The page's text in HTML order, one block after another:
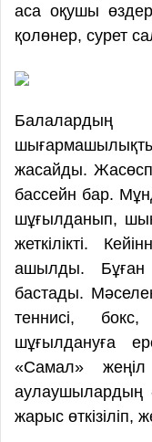
аса оқушы
қолөнер, сурет
жасайды.
бассейн бар.
шұғылданып,
жеткілікті.
ашылды.
бастады.
теннисі,
шұғылдануға
«Самал»
аулаушылардың
жарыс